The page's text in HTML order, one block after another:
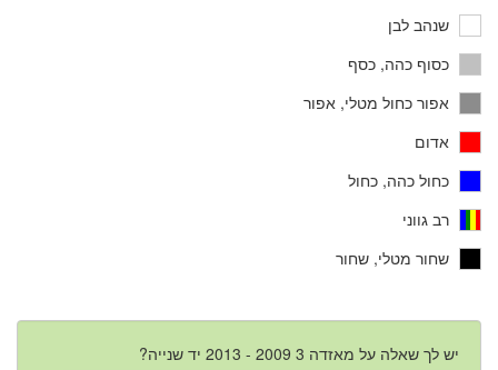
שנהב לבן
כסוף כהה, כסף
אפור כחול מטלי, אפור
אדום
כחול כהה, כחול
רב גווני
שחור מטלי, שחור
יש לך שאלה על מאזדה 3 2009 - 2013 יד שנייה?